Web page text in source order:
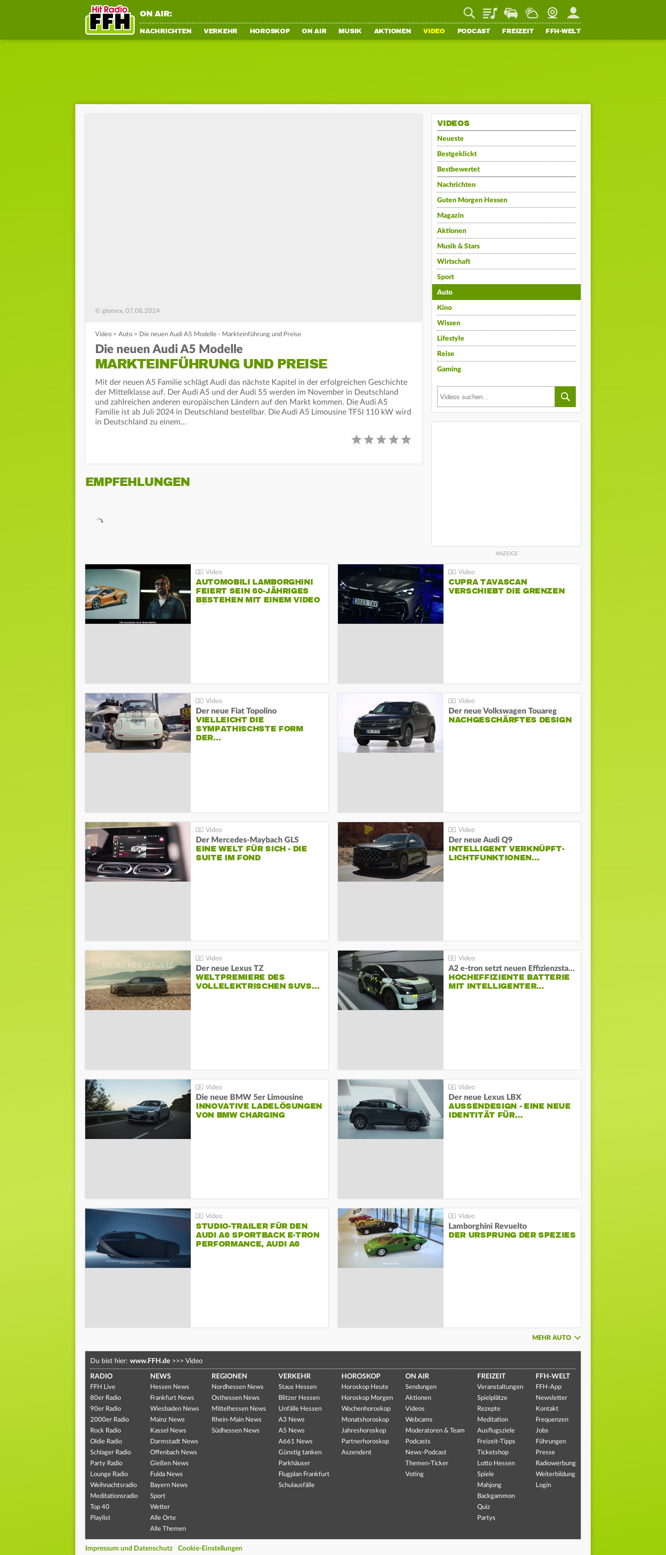
ON AIR: PlaylistStaupilotWetterWebcamMein FFH
NACHRICHTEN VERKEHR HOROSKOP ON AIR MUSIK AKTIONEN VIDEO PODCAST FREIZEIT FFH-WELT
© glomex, 07.08.2024
Video > Auto > Die neuen Audi A5 Modelle - Markteinführung und Preise
Die neuen Audi A5 Modelle
MARKTEINFÜHRUNG UND PREISE
Mit der neuen A5 Familie schlägt Audi das nächste Kapitel in der erfolgreichen Geschichte
der Mittelklasse auf. Der Audi A5 und der Audi S5 werden im November in Deutschland
und zahlreichen anderen europäischen Ländern auf den Markt kommen. Die Audi A5
Familie ist ab Juli 2024 in Deutschland bestellbar. Die Audi A5 Limousine TFSI 110 kW wird
in Deutschland zu einem…
EMPFEHLUNGEN
VIDEOS
Neueste
Bestgeklickt
Bestbewertet
Nachrichten
Guten Morgen Hessen
Magazin
Aktionen
Musik & Stars
Wirtschaft
Sport
Auto
Kino
Wissen
Lifestyle
Reise
Gaming
AUTOMOBILI LAMBORGHINI
FEIERT SEIN 60-JÄHRIGES
BESTEHEN MIT EINEM VIDEO
CUPRA TAVASCAN
VERSCHIEBT DIE GRENZEN
Der neue Fiat Topolino
VIELLEICHT DIE
SYMPATHISCHSTE FORM
DER…
Der neue Volkswagen Touareg
NACHGESCHÄRFTES DESIGN
Der Mercedes‑Maybach GLS
EINE WELT FÜR SICH - DIE
SUITE IM FOND
Der neue Audi Q9
INTELLIGENT VERKNÜPFT-
LICHTFUNKTIONEN…
Der neue Lexus TZ
WELTPREMIERE DES
VOLLELEKTRISCHEN SUVS…
A2 e-tron setzt neuen Effizienzstandard bei Audi
HOCHEFFIZIENTE BATTERIE
MIT INTELLIGENTER…
Die neue BMW 5er Limousine
INNOVATIVE LADELÖSUNGEN
VON BMW CHARGING
Der neue Lexus LBX
AUSSENDESIGN - EINE NEUE I
DENTITÄT FÜR…
STUDIO-TRAILER FÜR DEN
AUDI A6 SPORTBACK E-TRON
PERFORMANCE, AUDI A6
Lamborghini Revuelto
DER URSPRUNG DER SPEZIES
MEHR AUTO
Du bist hier: www.FFH.de >>> Video
RADIO
FFH Live
80er Radio
90er Radio
2000er Radio
Rock Radio
Oldie Radio
Schlager Radio
Party Radio
Lounge Radio
Weihnachtsradio
Meditationsradio
Top 40
Playlist
NEWS
Hessen News
Frankfurt News
Wiesbaden News
Mainz News
Kassel News
Darmstadt News
Offenbach News
Gießen News
Fulda News
Bayern News
Sport
Wetter
Alle Orte
Alle Themen
REGIONEN
Nordhessen News
Osthessen News
Mittelhessen News
Rhein-Main News
Südhessen News
VERKEHR
Staus Hessen
Blitzer Hessen
Unfälle Hessen
A3 News
A5 News
A661 News
Günstig tanken
Parkhäuser
Flugplan Frankfurt
Schulausfälle
HOROSKOP
Horoskop Heute
Horoskop Morgen
Wochenhoroskop
Monatshoroskop
Jahreshoroskop
Partnerhoroskop
Aszendent
ON AIR
Sendungen
Aktionen
Videos
Webcams
Moderatoren & Team
Podcasts
News-Podcast
Themen-Ticker
Voting
FREIZEIT
Veranstaltungen
Spielplätze
Rezepte
Meditation
Ausflugsziele
Freizeit-Tipps
Ticketshop
Lotto Hessen
Spiele
Mahjong
Backgammon
Quiz
Partys
FFH-WELT
FFH-App
Newsletter
Kontakt
Frequenzen
Jobs
Führungen
Presse
Radiowerbung
Weiterbildung
Login
Impressum und Datenschutz Cookie-Einstellungen